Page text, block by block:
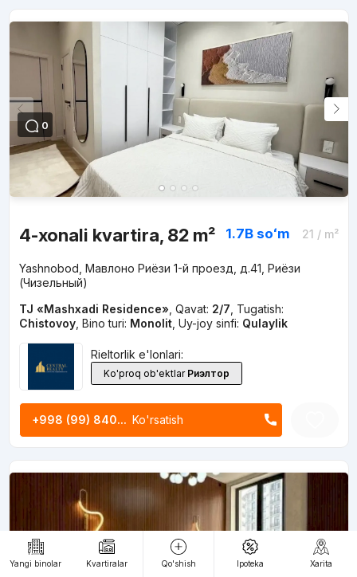
0
4-xonali kvartira, 82 m² 1.7B soʻm 21 / m²
Yashnobod, Мавлоно Риёзи 1-й проезд, д.41, Риёзи
(Чизельный)
TJ «Mashxadi Residence» Qavat: 2/7 Tugatish:
Chistovoy, Bino turi: Monolit, Uy-joy sinfi: Qulaylik
Rieltorlik e'lonlari:
Ko'proq ob'ektlar Риэлтор
+998 (99) 840... Ko'rsatish
Yangi binolar Kvartiralar Qo'shish Ipoteka Xarita